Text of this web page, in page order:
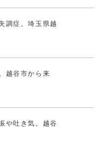
調症。埼玉県越
越谷市から来
や吐き気。越谷